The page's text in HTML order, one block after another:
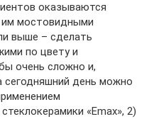
оказываются
мостовидными
выше – сделать
по цвету и
очень сложно и,
сегодняшний день можно
«Emax», 2)